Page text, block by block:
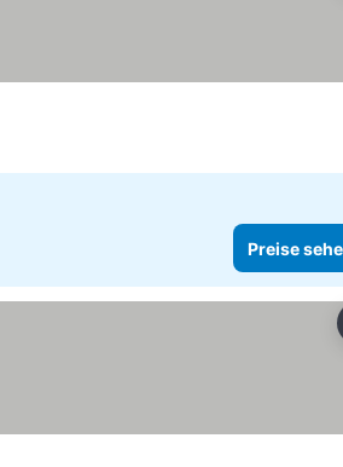
Preise